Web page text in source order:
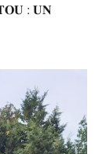
: 𝐔𝐍